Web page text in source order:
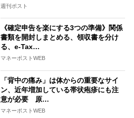
週刊ポスト
《確定申告を楽にする3つの準備》関係
書類を開封しまとめる、領収書を分け
る、e-Tax…
マネーポストWEB
「背中の痛み」は体からの重要なサイ
ン、近年増加している帯状疱疹にも注
意が必要 原…
マネーポストWEB